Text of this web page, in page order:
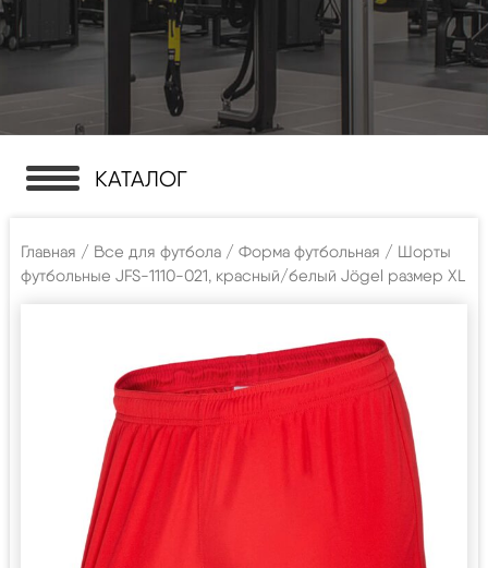
КАТАЛОГ
Главная / Все для футбола / Форма футбольная / Шорты
футбольные JFS-1110-021, красный/белый Jögel размер XL